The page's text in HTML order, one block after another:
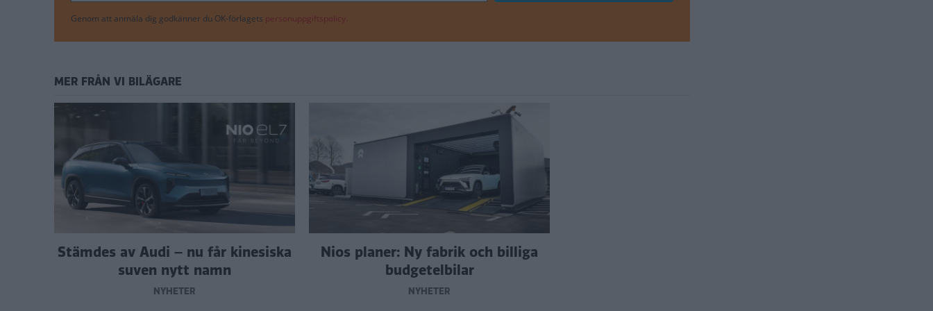
Genom att anmäla dig godkänner du OK-förlagets personuppgiftspolicy.
MER FRÅN VI BILÄGARE
Stämdes av Audi – nu får kinesiska
suven nytt namn
NYHETER
Nios planer: Ny fabrik och billiga
budgetelbilar
NYHETER